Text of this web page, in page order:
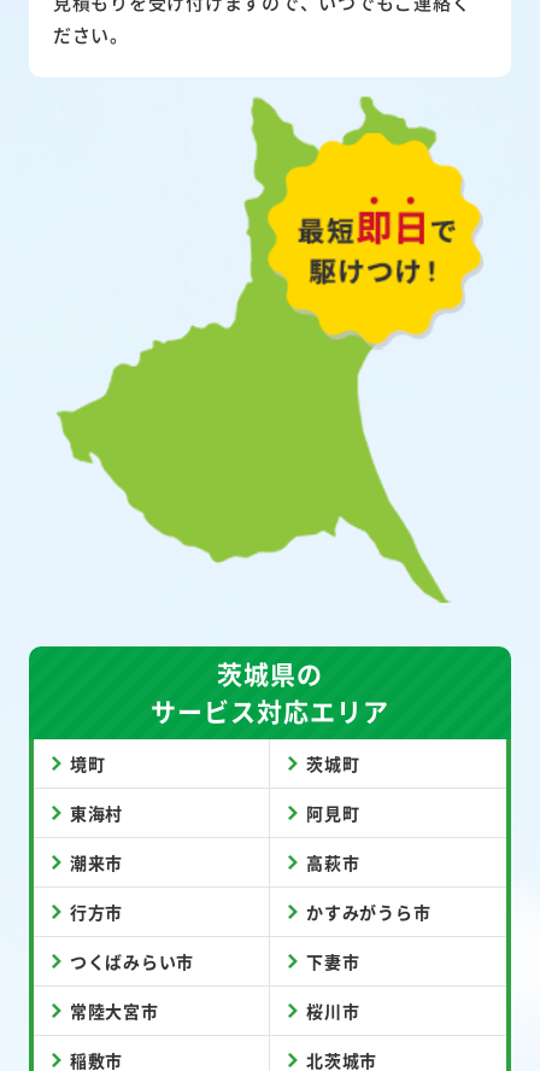
ださい。
茨城県の
サービス対応エリア
境町 茨城町
東海村 阿見町
潮来市 高萩市
行方市 かすみがうら市
つくばみらい市 下妻市
常陸大宮市 桜川市
稲敷市 北茨城市